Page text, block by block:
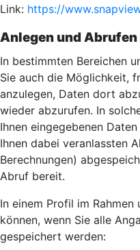
Link: https://
Anlegen und
In bestimmten Bereichen
Sie auch die Möglichkeit,
anzulegen, Daten dort
wieder abzurufen. In
Ihnen eingegebenen
Ihnen dabei veranlassten
Berechnungen)
Abruf bereit.
In einem Profil im
können, wenn Sie alle
gespeichert werden: